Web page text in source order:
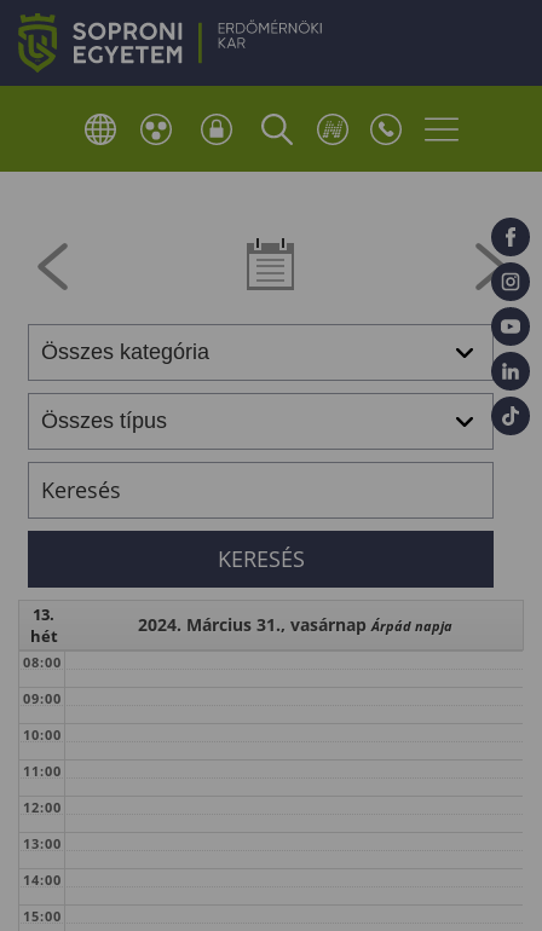
13.
hét
2024. Március 31., vasárnapÁrpád napja
08:00
09:00
10:00
11:00
12:00
13:00
14:00
15:00